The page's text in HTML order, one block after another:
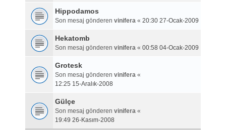
Hippodamos
Son mesaj gönderen vinifera« 20:30 27-Ocak-2009
Hekatomb
Son mesaj gönderen vinifera« 00:58 04-Ocak-2009
Grotesk
Son mesaj gönderen vinifera«
12:25 15-Aralık-2008
Gülçe
Son mesaj gönderen vinifera«
19:49 26-Kasım-2008